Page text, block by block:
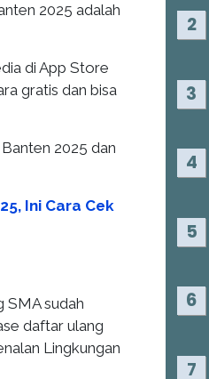
2025 adalah
di App Store
gratis dan bisa
2025 dan
Ini Cara Cek
SMA sudah
daftar ulang
Lingkungan